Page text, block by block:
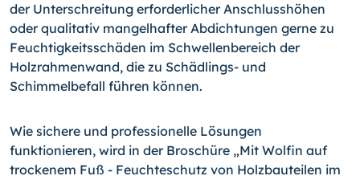
der Unterschreitung erforderlicher Anschlusshöhen
oder qualitativ mangelhafter Abdichtungen gerne zu
Feuchtigkeitsschäden im Schwellenbereich der
Holzrahmenwand, die zu Schädlings- und
Schimmelbefall führen können.
Wie sichere und professionelle Lösungen
funktionieren, wird in der Broschüre „Mit Wolfin auf
trockenem Fuß - Feuchteschutz von Holzbauteilen im